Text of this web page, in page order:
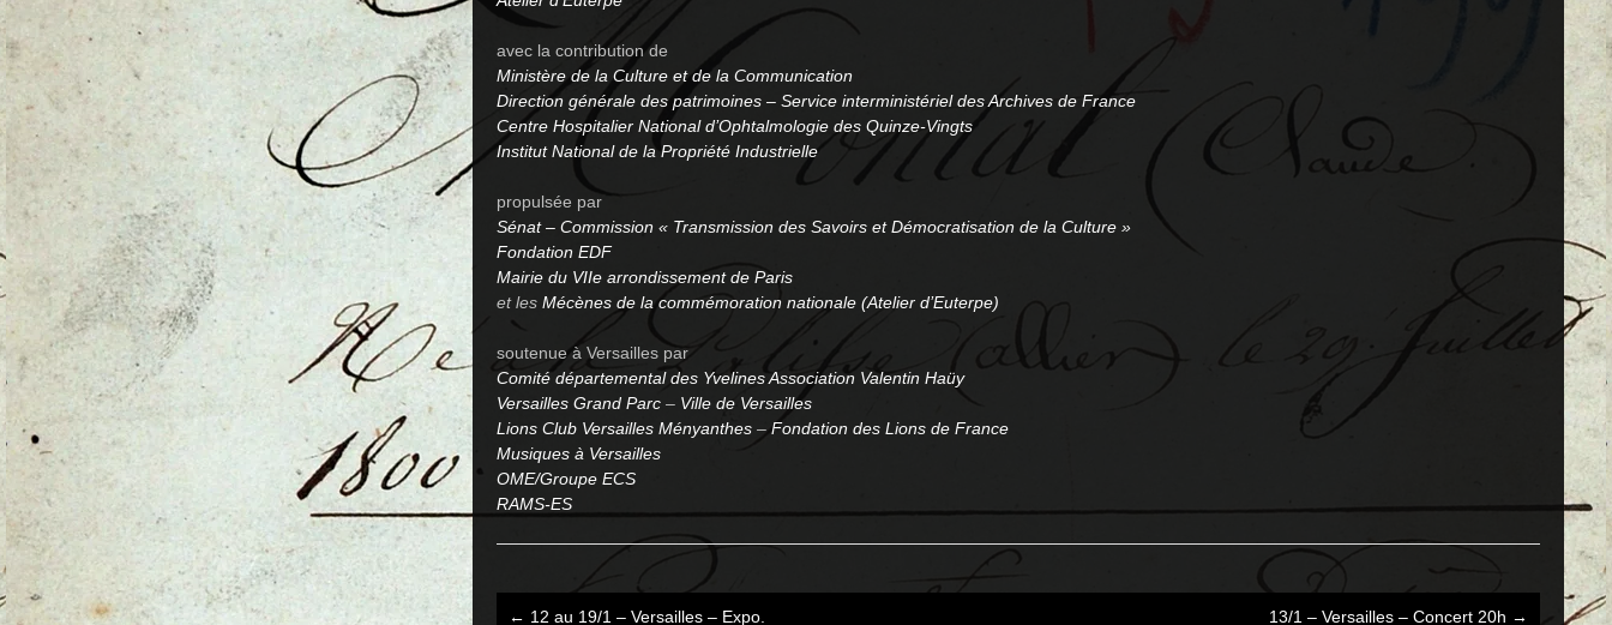
avec la contribution de
Ministère de la Culture et de la Communication
Direction générale des patrimoines – Service interministériel des Archives de France
Centre Hospitalier National d’Ophtalmologie des Quinze-Vingts
Institut National de la Propriété Industrielle
propulsée par
Sénat – Commission « Transmission des Savoirs et Démocratisation de la Culture »
Fondation EDF
Mairie du VIIe arrondissement de Paris
et lesMécènes de la commémoration nationale (Atelier d’Euterpe)
soutenue à Versailles par
Comité départemental des Yvelines Association Valentin Haüy
Versailles Grand Parc – Ville de Versailles
Lions Club Versailles Ményanthes –Fondation des Lions de France
Musiques à Versailles
OME/Groupe ECS
RAMS-ES
← 12 au 19/1 – Versailles – Expo. 13/1 – Versailles – Concert 20h →